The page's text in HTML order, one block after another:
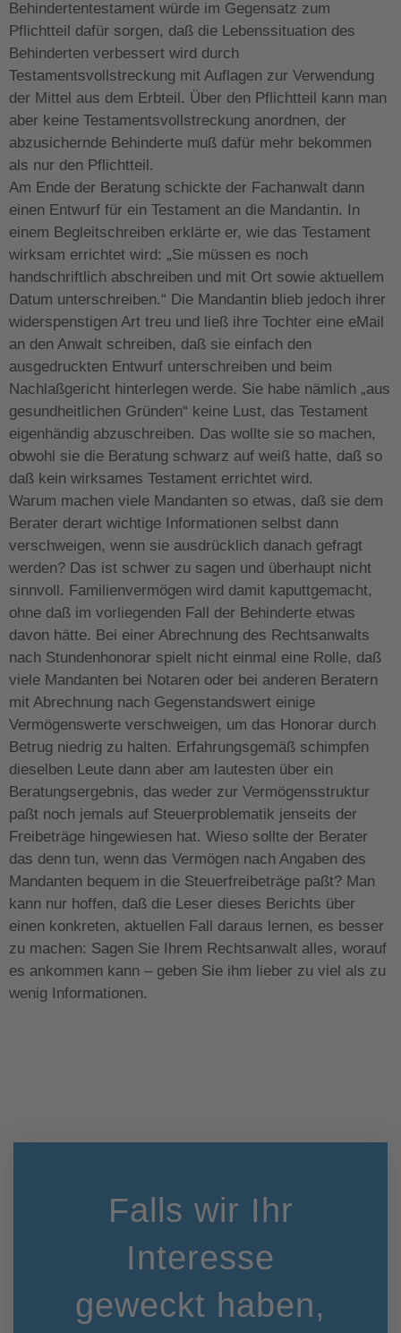
Behindertentestament würde im Gegensatz zum
Pflichtteil dafür sorgen, daß die Lebenssituation des
Behinderten verbessert wird durch
Testamentsvollstreckung mit Auflagen zur Verwendung
der Mittel aus dem Erbteil. Über den Pflichtteil kann man
aber keine Testamentsvollstreckung anordnen, der
abzusichernde Behinderte muß dafür mehr bekommen
als nur den Pflichtteil.
Am Ende der Beratung schickte der Fachanwalt dann
einen Entwurf für ein Testament an die Mandantin. In
einem Begleitschreiben erklärte er, wie das Testament
wirksam errichtet wird: „Sie müssen es noch
handschriftlich abschreiben und mit Ort sowie aktuellem
Datum unterschreiben.“ Die Mandantin blieb jedoch ihrer
widerspenstigen Art treu und ließ ihre Tochter eine eMail
an den Anwalt schreiben, daß sie einfach den
ausgedruckten Entwurf unterschreiben und beim
Nachlaßgericht hinterlegen werde. Sie habe nämlich „aus
gesundheitlichen Gründen“ keine Lust, das Testament
eigenhändig abzuschreiben. Das wollte sie so machen,
obwohl sie die Beratung schwarz auf weiß hatte, daß so
daß kein wirksames Testament errichtet wird.
Warum machen viele Mandanten so etwas, daß sie dem
Berater derart wichtige Informationen selbst dann
verschweigen, wenn sie ausdrücklich danach gefragt
werden? Das ist schwer zu sagen und überhaupt nicht
sinnvoll. Familienvermögen wird damit kaputtgemacht,
ohne daß im vorliegenden Fall der Behinderte etwas
davon hätte. Bei einer Abrechnung des Rechtsanwalts
nach Stundenhonorar spielt nicht einmal eine Rolle, daß
viele Mandanten bei Notaren oder bei anderen Beratern
mit Abrechnung nach Gegenstandswert einige
Vermögenswerte verschweigen, um das Honorar durch
Betrug niedrig zu halten. Erfahrungsgemäß schimpfen
dieselben Leute dann aber am lautesten über ein
Beratungsergebnis, das weder zur Vermögensstruktur
paßt noch jemals auf Steuerproblematik jenseits der
Freibeträge hingewiesen hat. Wieso sollte der Berater
das denn tun, wenn das Vermögen nach Angaben des
Mandanten bequem in die Steuerfreibeträge paßt? Man
kann nur hoffen, daß die Leser dieses Berichts über
einen konkreten, aktuellen Fall daraus lernen, es besser
zu machen: Sagen Sie Ihrem Rechtsanwalt alles, worauf
es ankommen kann – geben Sie ihm lieber zu viel als zu
wenig Informationen.
Falls wir Ihr
Interesse
geweckt haben,